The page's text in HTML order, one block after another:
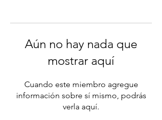
Aún no hay nada que
mostrar aquí
Cuando este miembro agregue
información sobre sí mismo, podrás
verla aquí.